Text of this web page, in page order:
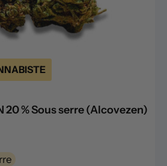
20 % Sous serre (Alcovezen)